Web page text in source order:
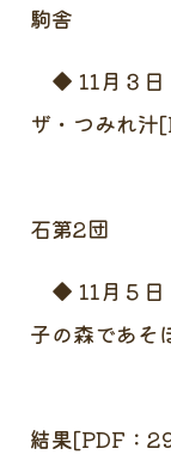
駒舎
◆ 11月３日
ザ・つみれ
主催
石第2団
◆ 11月５日
子の森であ
結果[PDF：